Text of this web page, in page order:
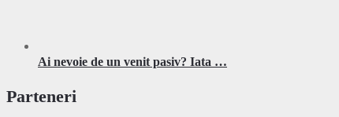
Ai nevoie de un venit pasiv? Iata …
Parteneri